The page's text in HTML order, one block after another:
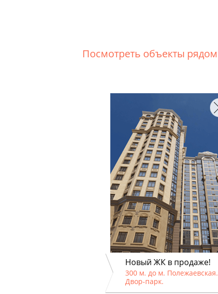
Посмотреть объекты рядом
Новый ЖК в продаже!
300 м. до м. Полежаевская.
Двор-парк.